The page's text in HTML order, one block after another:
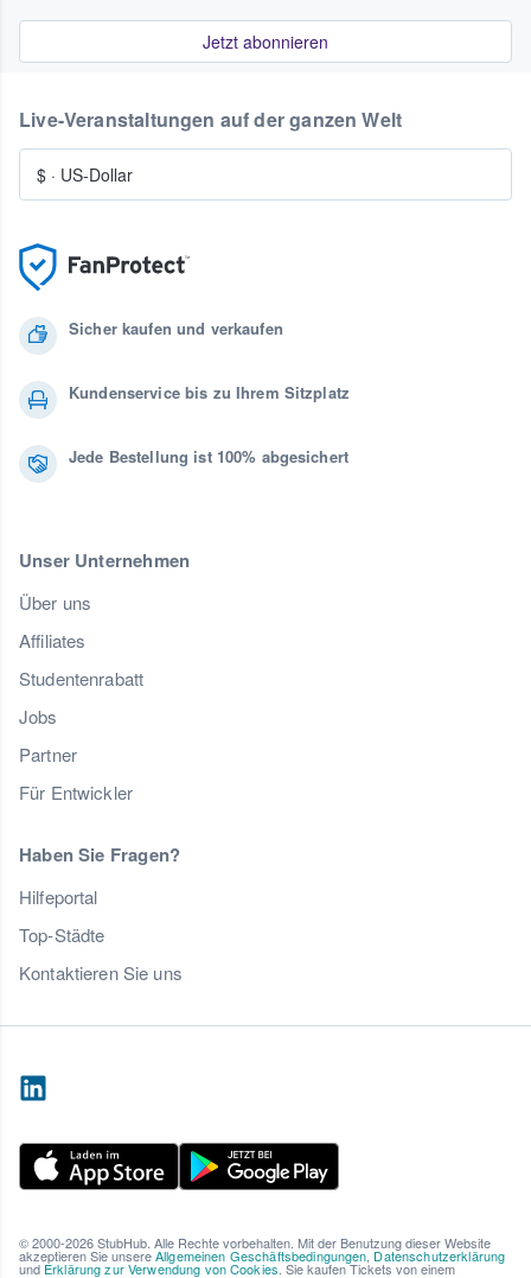
Jetzt abonnieren
Sicher kaufen und verkaufen
Kundenservice bis zu Ihrem Sitzplatz
Jede Bestellung ist 100% abgesichert
Unser Unternehmen
Über uns
Affiliates
Studentenrabatt
Jobs
Partner
Für Entwickler
Haben Sie Fragen?
Hilfeportal
Top-Städte
Kontaktieren Sie uns
Live-Veranstaltungen auf der ganzen Welt
$ · US-Dollar
© 2000-2026 StubHub. Alle Rechte vorbehalten. Mit der Benutzung dieser Website
akzeptieren Sie unsereAllgemeinen Geschäftsbedingungen Datenschutzerklärung
und Erklärung zur Verwendung von Cookies . Sie kaufen Tickets von einem